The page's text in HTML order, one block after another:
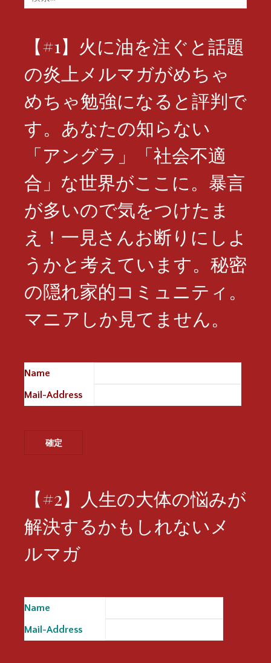
索:
【#1】火に油を注ぐと話題
の炎上メルマガがめちゃ
めちゃ勉強になると評判で
す。あなたの知らない
「アングラ」「社会不適
合」な世界がここに。暴言
が多いので気をつけたま
え！一見さんお断りにしよ
うかと考えています。秘密
の隠れ家的コミュニティ。
マニアしか見てません。
Name
Mail-Address
【#2】人生の大体の悩みが
解決するかもしれないメ
ルマガ
Name
Mail-Address